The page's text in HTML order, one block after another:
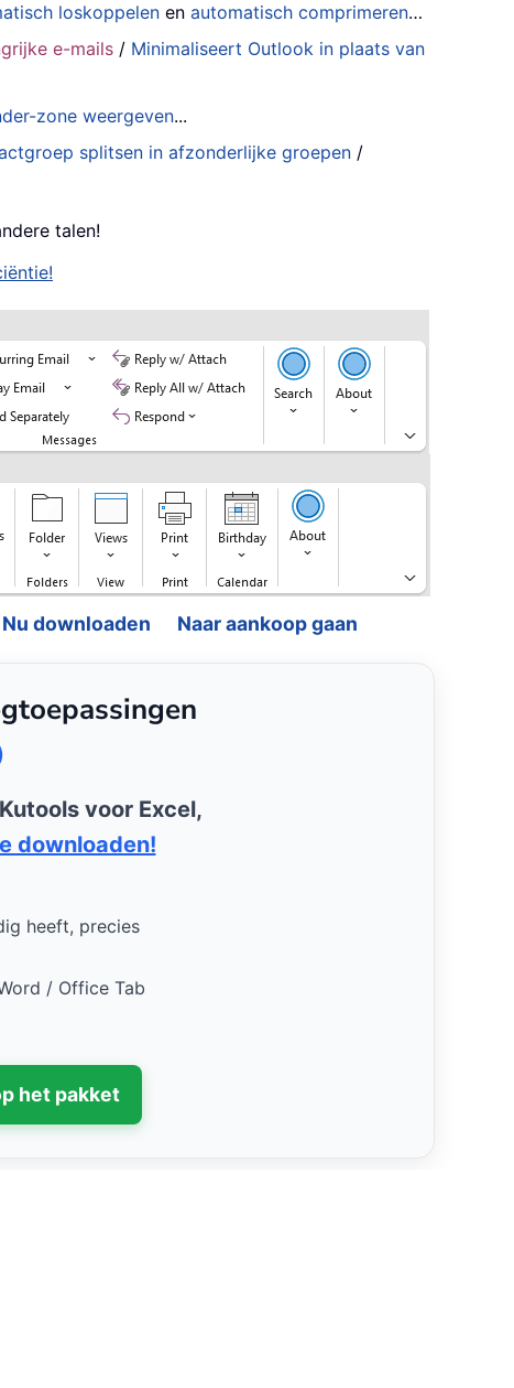
loskoppelen enautomatisch comprimeren…
e-mails / Minimaliseert Outlook in plaats van
zone weergeven...
splitsen in afzonderlijke groepen /
talen!
Nu downloaden Naar aankoop gaan
voor Excel,
downloaden!
heeft, precies
/ Office Tab
het pakket